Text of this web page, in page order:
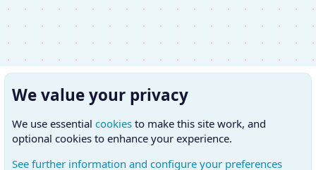
We value your privacy
We use essential cookies to make this site work, and
optional cookies to enhance your experience.
See further information and configure your preferences